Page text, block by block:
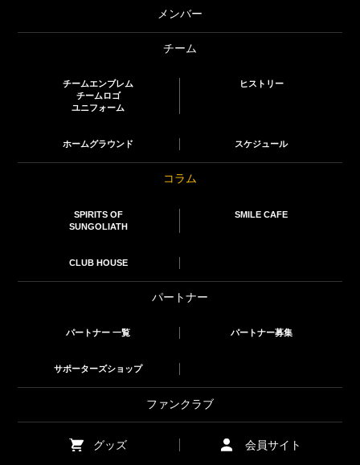
メンバー
チーム
チームエンブレム
チームロゴ
ユニフォーム
ヒストリー
ホームグラウンド スケジュール
コラム
SPIRITS OF
SUNGOLIATH
SMILE CAFE
CLUB HOUSE
パートナー
パートナー 一覧 パートナー募集
サポーターズショップ
ファンクラブ
グッズ 会員サイト